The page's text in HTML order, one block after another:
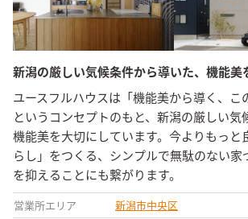
新潟の厳しい気候条件から導いた、機能美
ユースフルハウスは「機能美から導く、こ
というコンセプトのもと、新潟の厳しい気
機能美を大切にしています。今よりもっと
らし」をつくる、シンプルで無駄のない家
を抑えることにも繋がります。
営業所エリア 新潟市中央区